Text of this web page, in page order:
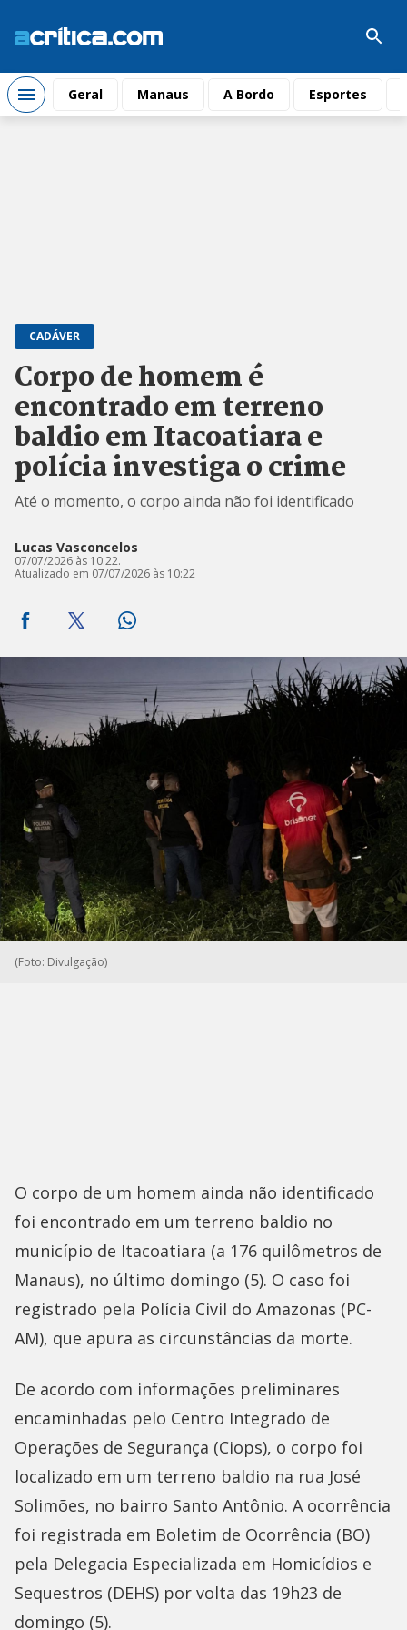
Geral Manaus A Bordo Esportes
CADÁVER
Corpo de homem é
encontrado em terreno
baldio em Itacoatiara e
polícia investiga o crime
Até o momento, o corpo ainda não foi identificado
Lucas Vasconcelos
07/07/2026 às 10:22.
Atualizado em 07/07/2026 às 10:22
(Foto: Divulgação)
O corpo de um homem ainda não identificado
foi encontrado em um terreno baldio no
município de Itacoatiara (a 176 quilômetros de
Manaus), no último domingo (5). O caso foi
registrado pela Polícia Civil do Amazonas (PC-
AM), que apura as circunstâncias da morte.
De acordo com informações preliminares
encaminhadas pelo Centro Integrado de
Operações de Segurança (Ciops), o corpo foi
localizado em um terreno baldio na rua José
Solimões, no bairro Santo Antônio. A ocorrência
foi registrada em Boletim de Ocorrência (BO)
pela Delegacia Especializada em Homicídios e
Sequestros (DEHS) por volta das 19h23 de
domingo (5).